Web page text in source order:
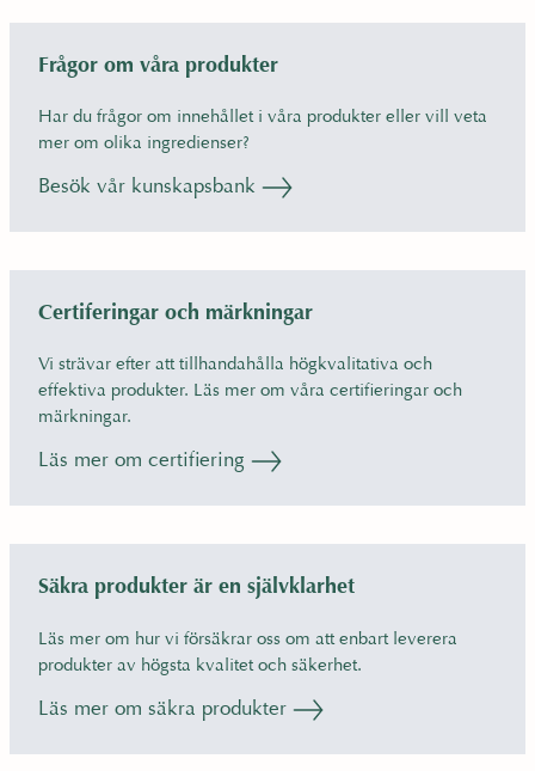
Frågor om våra produkter
Har du frågor om innehållet i våra produkter eller vill veta
mer om olika ingredienser?
Besök vår kunskapsbank
Certiferingar och märkningar
Vi strävar efter att tillhandahålla högkvalitativa och
effektiva produkter. Läs mer om våra certifieringar och
märkningar.
Läs mer om certifiering
Säkra produkter är en självklarhet
Läs mer om hur vi försäkrar oss om att enbart leverera
produkter av högsta kvalitet och säkerhet.
Läs mer om säkra produkter